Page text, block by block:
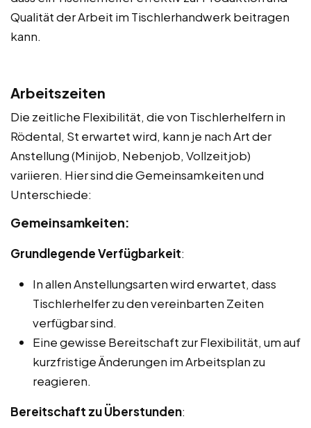
Qualität der Arbeit im Tischlerhandwerk beitragen
kann.
Arbeitszeiten
Die zeitliche Flexibilität, die von Tischlerhelfern in
Rödental, St erwartet wird, kann je nach Art der
Anstellung (Minijob, Nebenjob, Vollzeitjob)
variieren. Hier sind die Gemeinsamkeiten und
Unterschiede:
Gemeinsamkeiten:
Grundlegende Verfügbarkeit:
In allen Anstellungsarten wird erwartet, dass
Tischlerhelfer zu den vereinbarten Zeiten
verfügbar sind.
Eine gewisse Bereitschaft zur Flexibilität, um auf
kurzfristige Änderungen im Arbeitsplan zu
reagieren.
Bereitschaft zu Überstunden: